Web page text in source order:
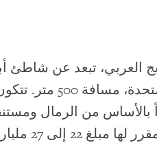
العربي، تبعد عن شاطئ
بالنفط للإمارات
27 كيلومتراً بالأساس من
مضت قدماً